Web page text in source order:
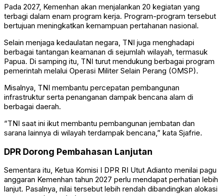
Pada 2027, Kemenhan akan menjalankan 20 kegiatan yang
terbagi dalam enam program kerja. Program-program tersebut
bertujuan meningkatkan kemampuan pertahanan nasional.
Selain menjaga kedaulatan negara, TNI juga menghadapi
berbagai tantangan keamanan di sejumlah wilayah, termasuk
Papua. Di samping itu, TNI turut mendukung berbagai program
pemerintah melalui Operasi Militer Selain Perang (OMSP).
Misalnya, TNI membantu percepatan pembangunan
infrastruktur serta penanganan dampak bencana alam di
berbagai daerah.
“TNI saat ini ikut membantu pembangunan jembatan dan
sarana lainnya di wilayah terdampak bencana,” kata Sjafrie.
DPR Dorong Pembahasan Lanjutan
Sementara itu, Ketua Komisi I DPR RI Utut Adianto menilai pagu
anggaran Kemenhan tahun 2027 perlu mendapat perhatian lebih
lanjut. Pasalnya, nilai tersebut lebih rendah dibandingkan alokasi